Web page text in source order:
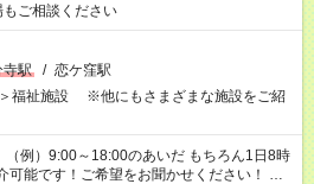
ご相談ください
寺駅 / 恋ケ窪駅
＞福祉施設 ※他にもさまざまな施設をご紹
例）9:00～18:00のあいだ もちろん1日8時
可能です！ご希望をお聞かせください！ ★